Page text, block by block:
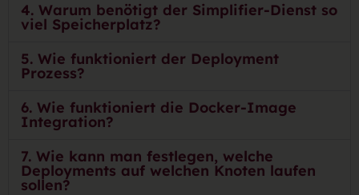
4. Warum benötigt der Simplifier-Dienst so
viel Speicherplatz?
5. Wie funktioniert der Deployment
Prozess?
6. Wie funktioniert die Docker-Image
Integration?
7. Wie kann man festlegen, welche
Deployments auf welchen Knoten laufen
sollen?